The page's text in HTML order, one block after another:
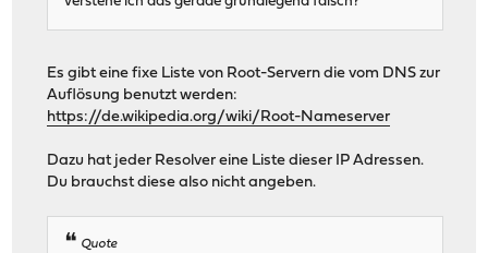
Es gibt eine fixe Liste von Root-Servern die vom DNS zur
Auflösung benutzt werden:
https://de.wikipedia.org/wiki/Root-Nameserver
Dazu hat jeder Resolver eine Liste dieser IP Adressen.
Du brauchst diese also nicht angeben.
Quote